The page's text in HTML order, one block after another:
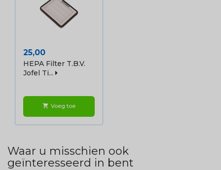
Prijs
25,00
HEPA Filter T.b.v.
Jofel Ti...
shopping_cart Voeg toe
Waar u misschien ook
geïnteresseerd in bent